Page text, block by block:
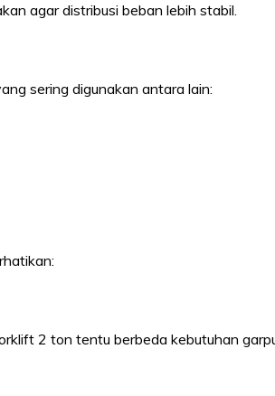
agar distribusi beban lebih stabil.
sering digunakan antara lain:
2 ton tentu berbeda kebutuhan